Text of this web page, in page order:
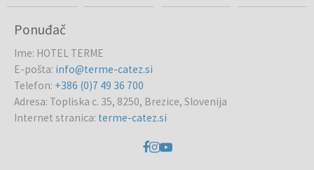
Ponuđač
Ime: HOTEL TERME
E-pošta: info@terme-catez.si
Telefon: +386 (0)7 49 36 700
Adresa: Topliska c. 35, 8250, Brezice, Slovenija
Internet stranica: terme-catez.si